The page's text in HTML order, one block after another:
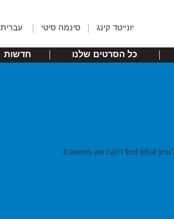
יונייטד קינג סינמה סיטי עברית
כל הסרטים שלנו חדשות
It seems we can’t find what